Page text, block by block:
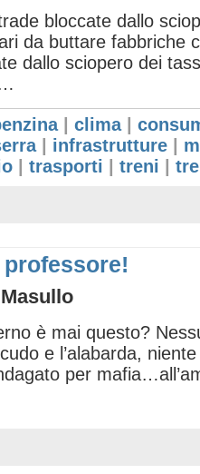
bloccate dallo
da buttare fabbriche
dallo sciopero dei
| clima|
| infrastrutture
trasporti treni
è mai questo?
e l’alabarda,
per